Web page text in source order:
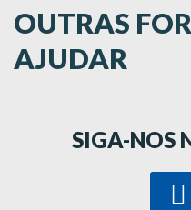
OUTRAS
AJUDAR
SIGA-NOS